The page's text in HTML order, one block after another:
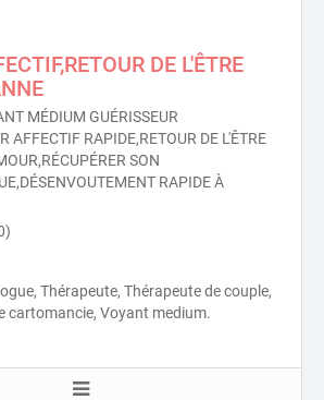
DE L'ÊTRE
MÉDIUM GUÉRISSEUR
AFFECTIF RAPIDE,RETOUR DE L'ÊTRE
SON
RAPIDE À
Thérapeute, Thérapeute de couple,
cartomancie, Voyant medium.